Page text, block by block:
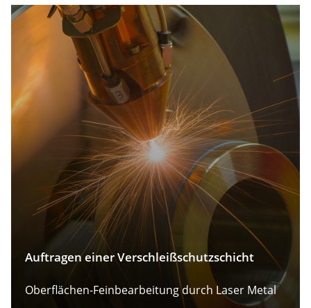
Auftragen einer Verschleißschutzschicht
Oberflächen-Feinbearbeitung durch Laser Metal